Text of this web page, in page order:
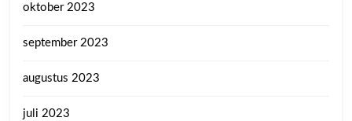
oktober 2023
september 2023
augustus 2023
juli 2023